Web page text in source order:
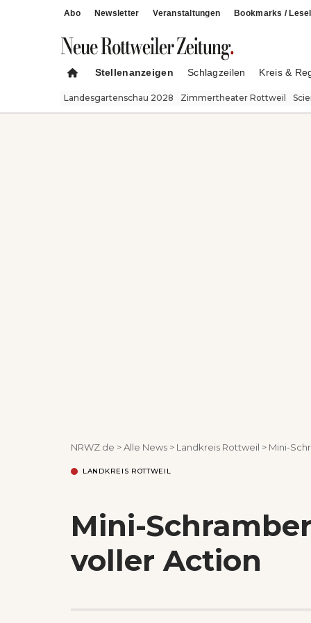
Abo Newsletter Veranstaltungen Bookmarks /
Stellenanzeigen Schlagzeilen Kreis &
Landesgartenschau 2028 Zimmertheater Rottweil
NRWZ.de >Alle News > Landkreis Rottweil > Mini-
LANDKREIS ROTTWEIL
Mini-
voller Action